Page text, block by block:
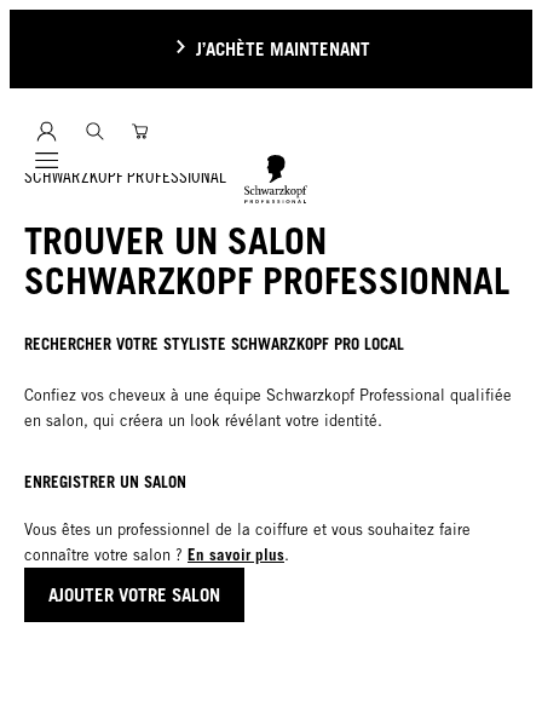
J’ACHÈTE MAINTENANT
Mobile navigation
SCHWARZKOPF PROFESSIONAL
TROUVER UN SALON
SCHWARZKOPF PROFESSIONNAL
RECHERCHER VOTRE STYLISTE SCHWARZKOPF PRO LOCAL
Confiez vos cheveux à une équipe Schwarzkopf Professional qualifiée
en salon, qui créera un look révélant votre identité.
ENREGISTRER UN SALON
Vous êtes un professionnel de la coiffure et vous souhaitez faire
connaître votre salon ? En savoir plus.
AJOUTER VOTRE SALON